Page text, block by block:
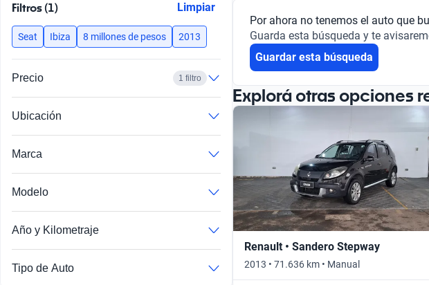
Buscá por año
Buscá por marca
Buscá por versión
Buscá por año
Filtros (1) Limpiar
Seat Ibiza 8 millones de pesos 2013
Precio 1 filtro
Ubicación
Marca
Modelo
Año y Kilometraje
Tipo de Auto
Por ahora no tenemos el auto que
Guarda esta búsqueda y te
Guardar esta búsqueda
Explorá otras opciones
Renault • Sandero Stepway
2013 • 71.636 km • Manual